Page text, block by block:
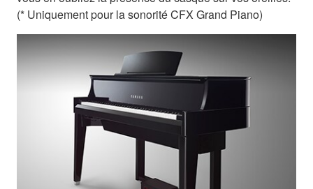
(* Uniquement pour la sonorité CFX Grand Piano)